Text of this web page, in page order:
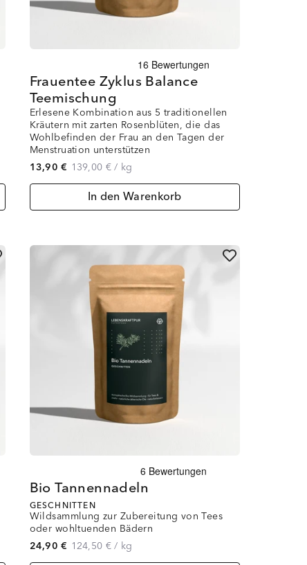
Frauentee Zyklus Balance
Teemischung
Erlesene Kombination aus 5 traditionellen
Kräutern mit zarten Rosenblüten, die das
Wohlbefinden der Frau an den Tagen der
Menstruation unterstützen
13,90 € 139,00 €/ kg
In den Warenkorb
Bio Tannennadeln
GESCHNITTEN
Wildsammlung zur Zubereitung von Tees
oder wohltuenden Bädern
24,90 € 124,50 €/ kg